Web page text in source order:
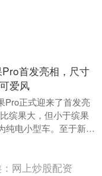
首发亮相，尺寸
爱风
Pro正式迎来了首发亮
缤果大，但小于缤果
纯电小型车。至于新车
去。 从图中可以看
网上炒股配资